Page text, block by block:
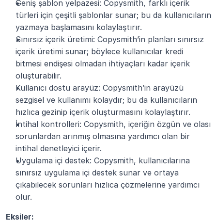
Geniş şablon yelpazesi: Copysmith, farklı içerik
türleri için çeşitli şablonlar sunar; bu da kullanıcıların
yazmaya başlamasını kolaylaştırır.
Sınırsız içerik üretimi: Copysmith’in planları sınırsız
içerik üretimi sunar; böylece kullanıcılar kredi
bitmesi endişesi olmadan ihtiyaçları kadar içerik
oluşturabilir.
Kullanıcı dostu arayüz: Copysmith’in arayüzü
sezgisel ve kullanımı kolaydır; bu da kullanıcıların
hızlıca gezinip içerik oluşturmasını kolaylaştırır.
İntihal kontrolleri: Copysmith, içeriğin özgün ve olası
sorunlardan arınmış olmasına yardımcı olan bir
intihal denetleyici içerir.
Uygulama içi destek: Copysmith, kullanıcılarına
sınırsız uygulama içi destek sunar ve ortaya
çıkabilecek sorunları hızlıca çözmelerine yardımcı
olur.
Eksiler: